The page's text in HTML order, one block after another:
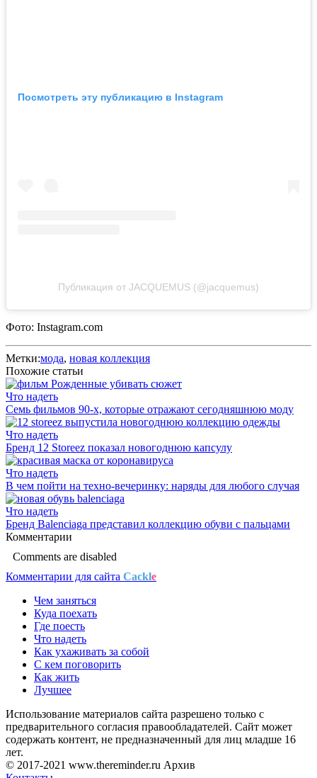
Посмотреть эту публикацию в Instagram
Публикация от JACQUEMUS (@jacquemus)
Фото: Instagram.com
Метки:мода, новая коллекция
Похожие статьи
Что надеть
Семь фильмов 90-х, которые отражают сегодняшнюю моду
Что надеть
Бренд 12 Storeez показал новогоднюю капсулу
Что надеть
В чем пойти на техно-вечеринку: наряды для любого случая
Что надеть
Бренд Balenciaga представил коллекцию обуви с пальцами
Комментарии
Comments are disabled
Комментарии для сайта Cackle
Чем заняться
Куда поехать
Где поесть
Что надеть
Как ухаживать за собой
С кем поговорить
Как жить
Лучшее
Использование материалов сайта разрешено только с
предварительного согласия правообладателей. Сайт может
содержать контент, не предназначенный для лиц младше 16
лет.
© 2017-2021 www.thereminder.ru Архив